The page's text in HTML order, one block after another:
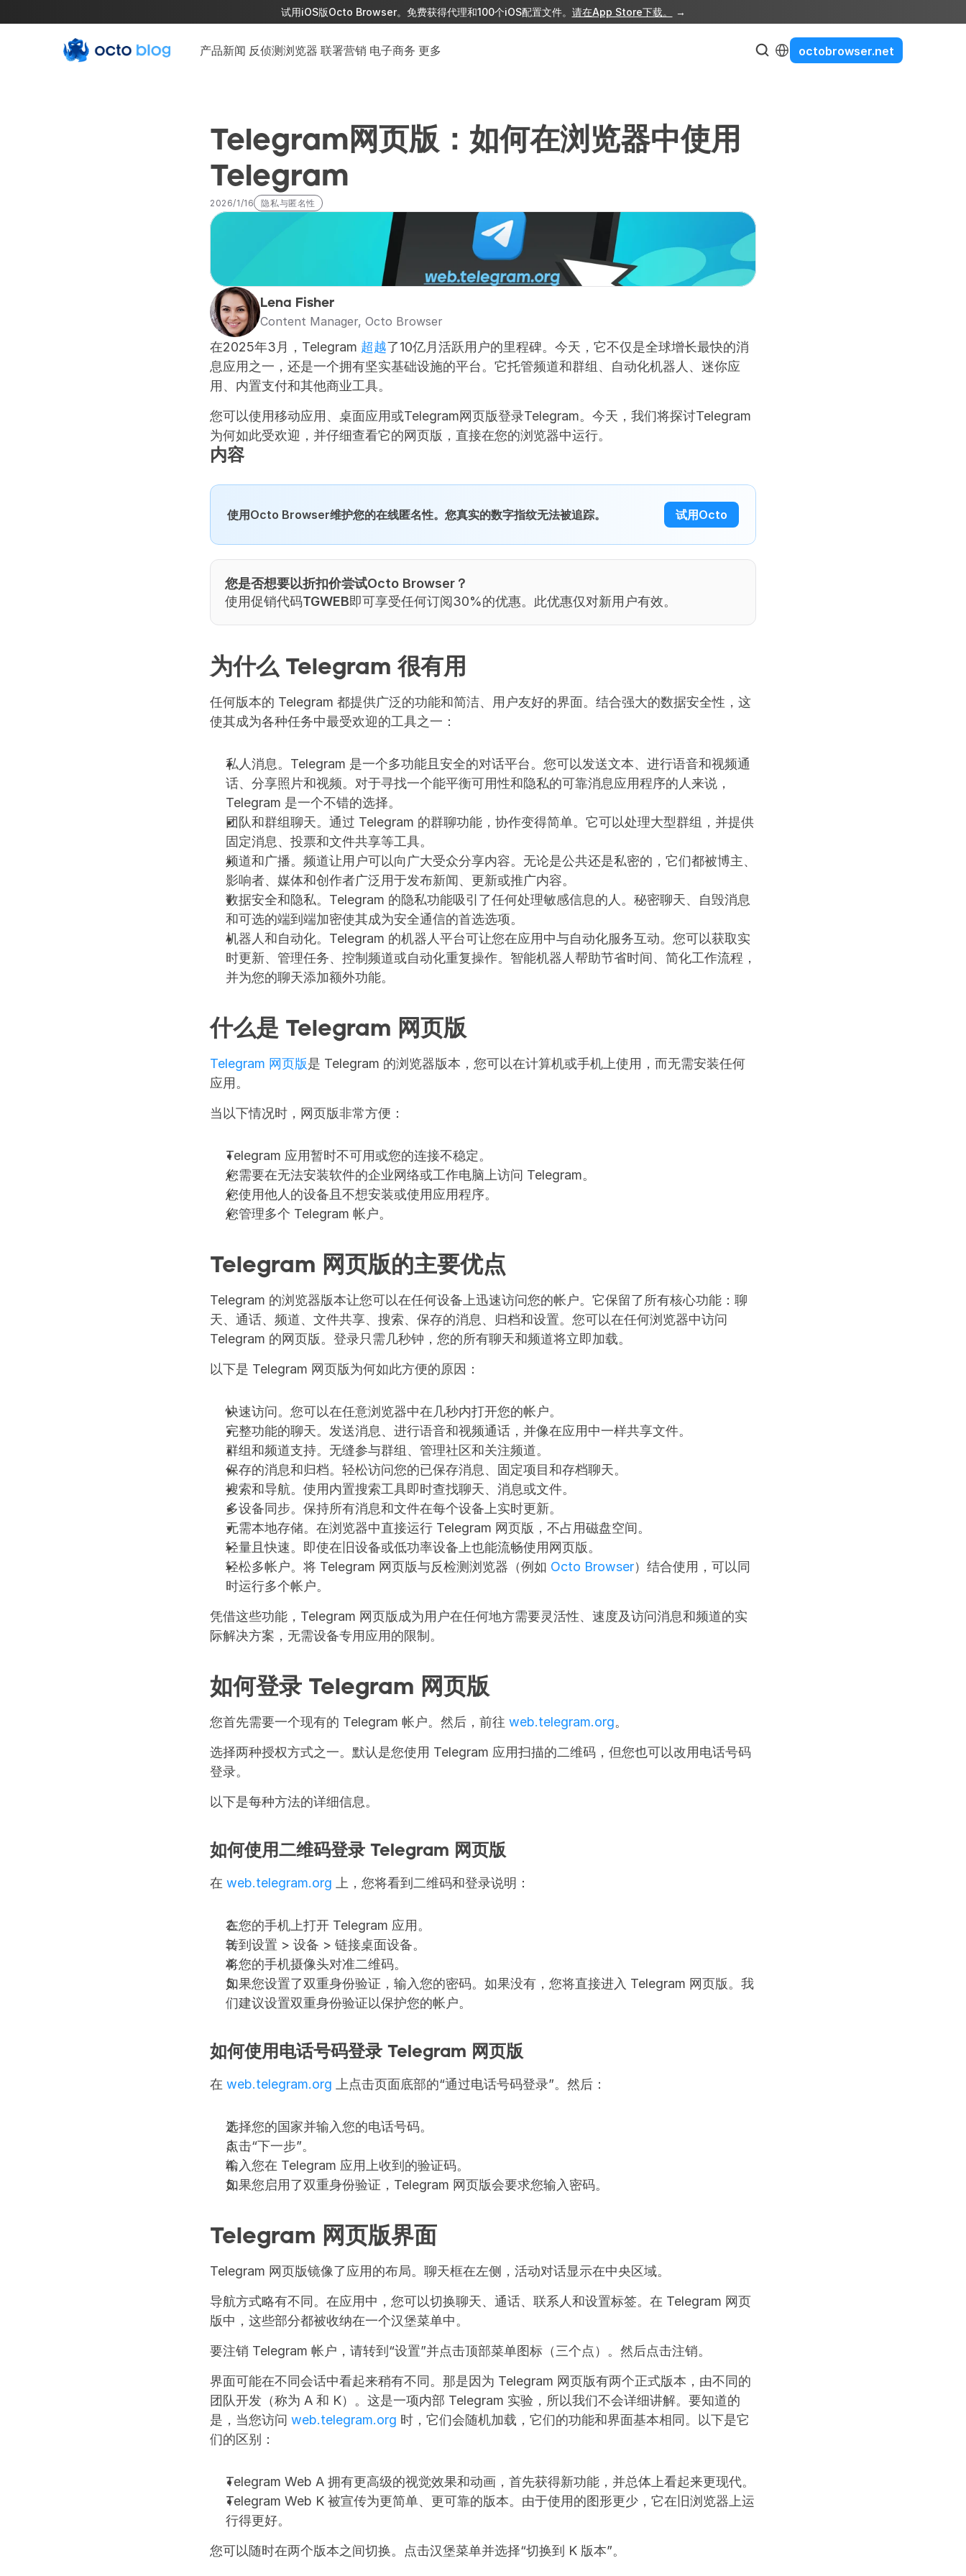
试用iOS版Octo Browser。免费获得代理和100个iOS配置文件。 请在App Store下载。 →
产品新闻 反侦测浏览器 联署营销 电子商务 更多
Select Language
octobrowser.net
Telegram网页版：如何在浏览器中使用
Telegram
2026/1/16 隐私与匿名性
Lena Fisher
Content Manager, Octo Browser
在2025年3月，Telegram 超越了10亿月活跃用户的里程碑。今天，它不仅是全球增长最快的消
息应用之一，还是一个拥有坚实基础设施的平台。它托管频道和群组、自动化机器人、迷你应
用、内置支付和其他商业工具。
您可以使用移动应用、桌面应用或Telegram网页版登录Telegram。今天，我们将探讨Telegram
为何如此受欢迎，并仔细查看它的网页版，直接在您的浏览器中运行。
内容
使用Octo Browser维护您的在线匿名性。您真实的数字指纹无法被追踪。 试用Octo
您是否想要以折扣价尝试Octo Browser？
使用促销代码TGWEB即可享受任何订阅30%的优惠。此优惠仅对新用户有效。
为什么 Telegram 很有用
任何版本的 Telegram 都提供广泛的功能和简洁、用户友好的界面。结合强大的数据安全性，这
使其成为各种任务中最受欢迎的工具之一：
私人消息。Telegram 是一个多功能且安全的对话平台。您可以发送文本、进行语音和视频通
话、分享照片和视频。对于寻找一个能平衡可用性和隐私的可靠消息应用程序的人来说，
Telegram 是一个不错的选择。
团队和群组聊天。通过 Telegram 的群聊功能，协作变得简单。它可以处理大型群组，并提供
固定消息、投票和文件共享等工具。
频道和广播。频道让用户可以向广大受众分享内容。无论是公共还是私密的，它们都被博主、
影响者、媒体和创作者广泛用于发布新闻、更新或推广内容。
数据安全和隐私。Telegram 的隐私功能吸引了任何处理敏感信息的人。秘密聊天、自毁消息
和可选的端到端加密使其成为安全通信的首选选项。
机器人和自动化。Telegram 的机器人平台可让您在应用中与自动化服务互动。您可以获取实
时更新、管理任务、控制频道或自动化重复操作。智能机器人帮助节省时间、简化工作流程，
并为您的聊天添加额外功能。
什么是 Telegram 网页版
Telegram 网页版是 Telegram 的浏览器版本，您可以在计算机或手机上使用，而无需安装任何
应用。
当以下情况时，网页版非常方便：
Telegram 应用暂时不可用或您的连接不稳定。
您需要在无法安装软件的企业网络或工作电脑上访问 Telegram。
您使用他人的设备且不想安装或使用应用程序。
您管理多个 Telegram 帐户。
Telegram 网页版的主要优点
Telegram 的浏览器版本让您可以在任何设备上迅速访问您的帐户。它保留了所有核心功能：聊
天、通话、频道、文件共享、搜索、保存的消息、归档和设置。您可以在任何浏览器中访问
Telegram 的网页版。登录只需几秒钟，您的所有聊天和频道将立即加载。
以下是 Telegram 网页版为何如此方便的原因：
快速访问。您可以在任意浏览器中在几秒内打开您的帐户。
完整功能的聊天。发送消息、进行语音和视频通话，并像在应用中一样共享文件。
群组和频道支持。无缝参与群组、管理社区和关注频道。
保存的消息和归档。轻松访问您的已保存消息、固定项目和存档聊天。
搜索和导航。使用内置搜索工具即时查找聊天、消息或文件。
多设备同步。保持所有消息和文件在每个设备上实时更新。
无需本地存储。在浏览器中直接运行 Telegram 网页版，不占用磁盘空间。
轻量且快速。即使在旧设备或低功率设备上也能流畅使用网页版。
轻松多帐户。将 Telegram 网页版与反检测浏览器（例如 Octo Browser）结合使用，可以同
时运行多个帐户。
凭借这些功能，Telegram 网页版成为用户在任何地方需要灵活性、速度及访问消息和频道的实
际解决方案，无需设备专用应用的限制。
如何登录 Telegram 网页版
您首先需要一个现有的 Telegram 帐户。然后，前往 web.telegram.org。
选择两种授权方式之一。默认是您使用 Telegram 应用扫描的二维码，但您也可以改用电话号码
登录。
以下是每种方法的详细信息。
如何使用二维码登录 Telegram 网页版
在 web.telegram.org 上，您将看到二维码和登录说明：
在您的手机上打开 Telegram 应用。
转到设置 > 设备 > 链接桌面设备。
将您的手机摄像头对准二维码。
如果您设置了双重身份验证，输入您的密码。如果没有，您将直接进入 Telegram 网页版。我
们建议设置双重身份验证以保护您的帐户。
如何使用电话号码登录 Telegram 网页版
在 web.telegram.org 上点击页面底部的“通过电话号码登录”。然后：
选择您的国家并输入您的电话号码。
点击“下一步”。
输入您在 Telegram 应用上收到的验证码。
如果您启用了双重身份验证，Telegram 网页版会要求您输入密码。
Telegram 网页版界面
Telegram 网页版镜像了应用的布局。聊天框在左侧，活动对话显示在中央区域。
导航方式略有不同。在应用中，您可以切换聊天、通话、联系人和设置标签。在 Telegram 网页
版中，这些部分都被收纳在一个汉堡菜单中。
要注销 Telegram 帐户，请转到“设置”并点击顶部菜单图标（三个点）。然后点击注销。
界面可能在不同会话中看起来稍有不同。那是因为 Telegram 网页版有两个正式版本，由不同的
团队开发（称为 A 和 K）。这是一项内部 Telegram 实验，所以我们不会详细讲解。要知道的
是，当您访问 web.telegram.org 时，它们会随机加载，它们的功能和界面基本相同。以下是它
们的区别：
Telegram Web A 拥有更高级的视觉效果和动画，首先获得新功能，并总体上看起来更现代。
Telegram Web K 被宣传为更简单、更可靠的版本。由于使用的图形更少，它在旧浏览器上运
行得更好。
您可以随时在两个版本之间切换。点击汉堡菜单并选择“切换到 K 版本”。